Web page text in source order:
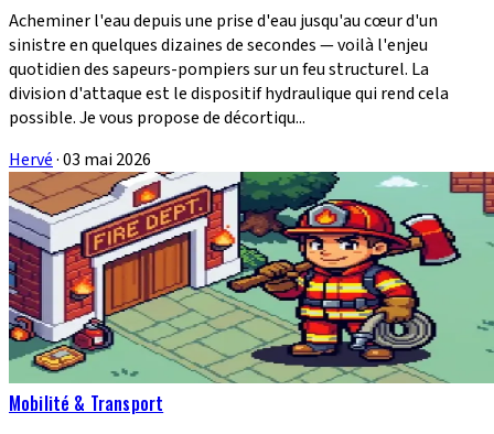
Acheminer l'eau depuis une prise d'eau jusqu'au cœur d'un
sinistre en quelques dizaines de secondes — voilà l'enjeu
quotidien des sapeurs-pompiers sur un feu structurel. La
division d'attaque est le dispositif hydraulique qui rend cela
possible. Je vous propose de décortiqu...
Hervé·03 mai 2026
Mobilité & Transport